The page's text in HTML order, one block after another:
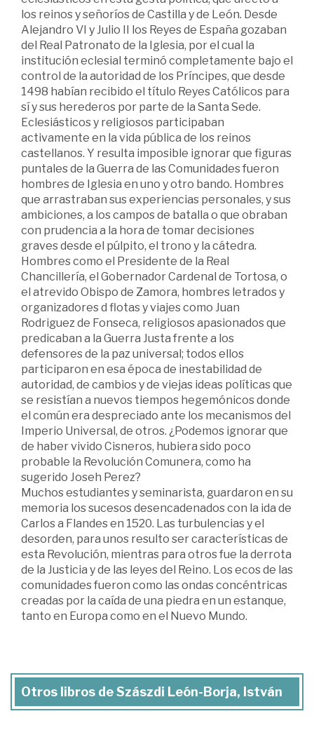
los reinos y señoríos de Castilla y de León. Desde
Alejandro VI y Julio II los Reyes de España gozaban
del Real Patronato de la Iglesia, por el cual la
institución eclesial terminó completamente bajo el
control de la autoridad de los Príncipes, que desde
1498 habían recibido el título Reyes Católicos para
sí y sus herederos por parte de la Santa Sede.
Eclesiásticos y religiosos participaban
activamente en la vida pública de los reinos
castellanos. Y resulta imposible ignorar que figuras
puntales de la Guerra de las Comunidades fueron
hombres de Iglesia en uno y otro bando. Hombres
que arrastraban sus experiencias personales, y sus
ambiciones, a los campos de batalla o que obraban
con prudencia a la hora de tomar decisiones
graves desde el púlpito, el trono y la cátedra.
Hombres como el Presidente de la Real
Chancillería, el Gobernador Cardenal de Tortosa, o
el atrevido Obispo de Zamora, hombres letrados y
organizadores d flotas y viajes como Juan
Rodriguez de Fonseca, religiosos apasionados que
predicaban a la Guerra Justa frente a los
defensores de la paz universal; todos ellos
participaron en esa época de inestabilidad de
autoridad, de cambios y de viejas ideas políticas que
se resistían a nuevos tiempos hegemónicos donde
el común era despreciado ante los mecanismos del
Imperio Universal, de otros. ¿Podemos ignorar que
de haber vivido Cisneros, hubiera sido poco
probable la Revolución Comunera, como ha
sugerido Joseh Perez?
Muchos estudiantes y seminarista, guardaron en su
memoria los sucesos desencadenados con la ida de
Carlos a Flandes en 1520. Las turbulencias y el
desorden, para unos resulto ser características de
esta Revolución, mientras para otros fue la derrota
de la Justicia y de las leyes del Reino. Los ecos de las
comunidades fueron como las ondas concéntricas
creadas por la caída de una piedra en un estanque,
tanto en Europa como en el Nuevo Mundo.
Otros libros de Szászdi León-Borja, István